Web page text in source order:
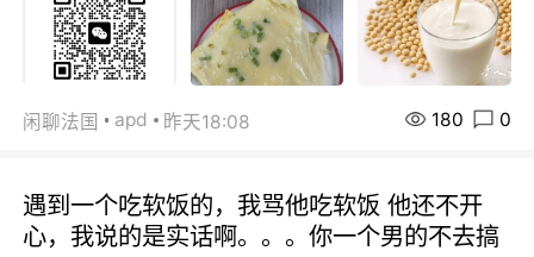
闲聊法国 apd 昨天18:08 180 0
遇到一个吃软饭的，我骂他吃软饭 他还不开
心，我说的是实话啊。。。你一个男的不去搞